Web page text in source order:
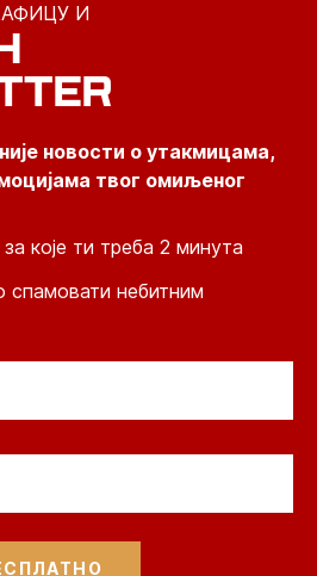
И
новости о утакмицама,
твог омиљеног
које ти треба 2 минута
спамовати небитним